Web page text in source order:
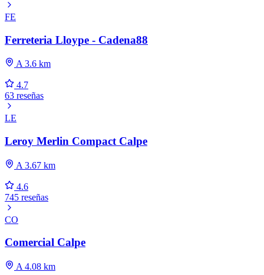
FE
Ferreteria Lloype - Cadena88
A 3.6 km
4.7
63 reseñas
LE
Leroy Merlin Compact Calpe
A 3.67 km
4.6
745 reseñas
CO
Comercial Calpe
A 4.08 km